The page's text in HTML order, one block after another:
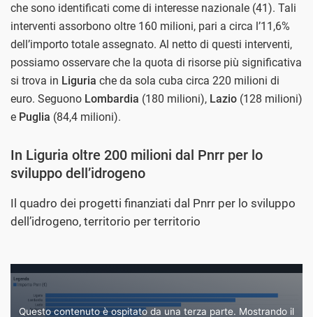
che sono identificati come di interesse nazionale (41). Tali
interventi assorbono oltre 160 milioni, pari a circa l’11,6%
dell’importo totale assegnato. Al netto di questi interventi,
possiamo osservare che la quota di risorse più significativa
si trova in Liguria che da sola cuba circa 220 milioni di
euro. Seguono Lombardia (180 milioni), Lazio (128 milioni)
e Puglia (84,4 milioni).
In Liguria oltre 200 milioni dal Pnrr per lo
sviluppo dell’idrogeno
Il quadro dei progetti finanziati dal Pnrr per lo sviluppo
dell’idrogeno, territorio per territorio
Questo contenuto è ospitato da una terza parte. Mostrando il